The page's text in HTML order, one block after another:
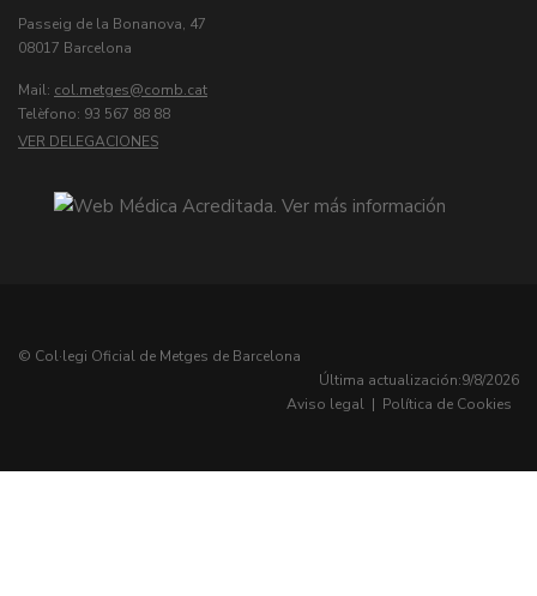
Passeig de la Bonanova, 47
08017 Barcelona
Mail: col.metges
Telèfono: 93 567 88 88
VER DELEGACIONES
© Col·legi Oficial de Metges de Barcelona
Última actualización:9/8/2026
Aviso legal | Política de Cookies